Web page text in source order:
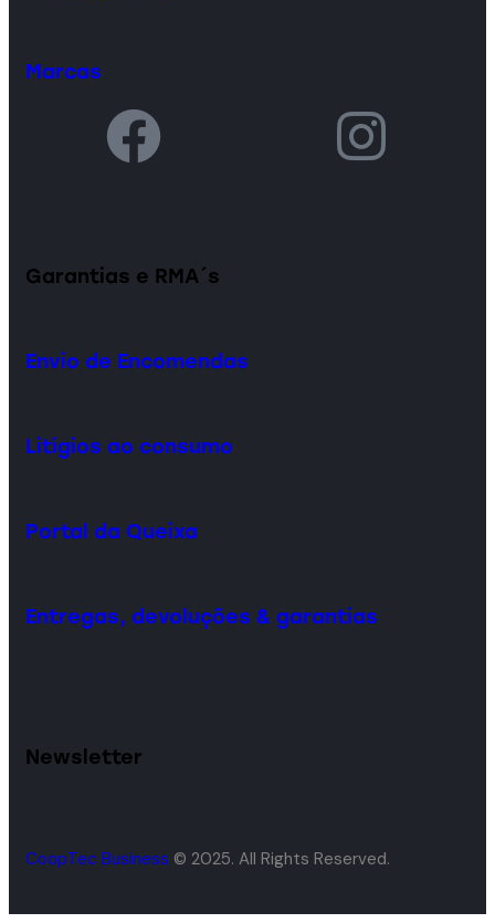
Marcas
Garantias e RMA´s
Envio de Encomendas
Litígios ao consumo
Portal da Queixa
Entregas, devoluções & garantias
Newsletter
CoopTec Business © 2025. All Rights Reserved.